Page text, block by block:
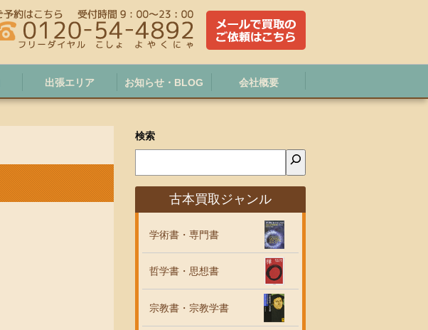
出張エリア お知らせ・BLOG 会社概要
検索
古本買取ジャンル
学術書・専門書
哲学書・思想書
宗教書・宗教学書